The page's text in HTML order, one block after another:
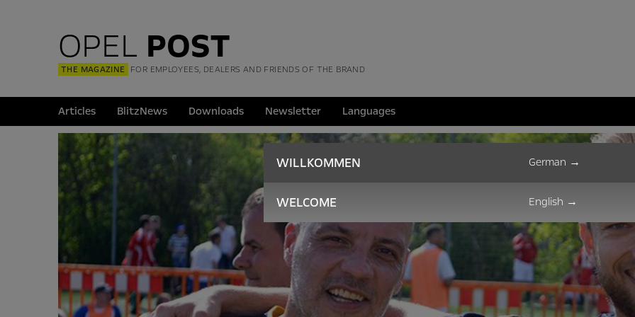
OPEL POST
THE MAGAZINE FOR EMPLOYEES, DEALERS AND FRIENDS OF THE BRAND
Articles BlitzNews Downloads Newsletter Languages
WILLKOMMEN German →
WELCOME English →